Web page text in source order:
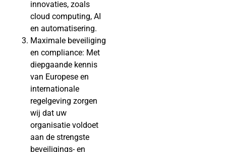
innovaties, zoals
cloud computing, AI
en automatisering.
Maximale beveiliging
en compliance: Met
diepgaande kennis
van Europese en
internationale
regelgeving zorgen
wij dat uw
organisatie voldoet
aan de strengste
beveiligings- en